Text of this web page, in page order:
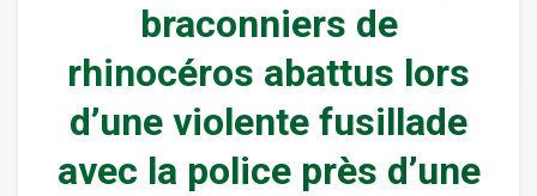
braconniers de
rhinocéros abattus lors
d’une violente fusillade
avec la police près d’une